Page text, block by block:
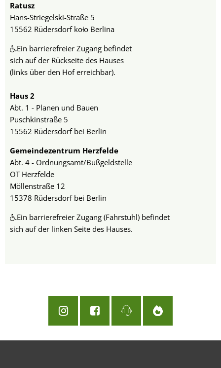
Ratusz
Hans-Striegelski-Straße 5
15562 Rüdersdorf koło Berlina
Ein barrierefreier Zugang befindet
sich auf der Rückseite des Hauses
(links über den Hof erreichbar).
Haus 2
Abt. 1 - Planen und Bauen
Puschkinstraße 5
15562 Rüdersdorf bei Berlin
Gemeindezentrum Herzfelde
Abt. 4 - Ordnungsamt/Bußgeldstelle
OT Herzfelde
Möllenstraße 12
15378 Rüdersdorf bei Berlin
Ein barrierefreier Zugang (Fahrstuhl) befindet
sich auf der linken Seite des Hauses.